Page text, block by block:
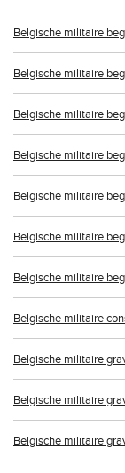
Belgische militaire
Belgische militaire
Belgische militaire
Belgische militaire
Belgische militaire
Belgische militaire
Belgische militaire
Belgische militaire
Belgische militaire
Belgische militaire
Belgische militaire